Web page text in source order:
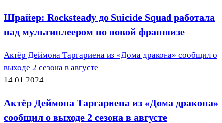
Шрайер: Rocksteady до Suicide Squad работала
над мультиплеером по новой франшизе
Актёр Деймона Таргариена из «Дома дракона» сообщил о
выходе 2 сезона в августе
14.01.2024
Актёр Деймона Таргариена из «Дома дракона»
сообщил о выходе 2 сезона в августе